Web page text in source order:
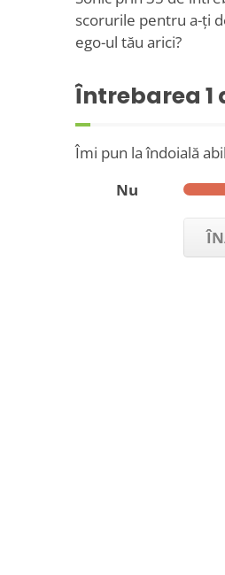
scorurile pentru a-ți
ego-ul tău arici?
Întrebarea 1
Îmi pun la îndoială
Nu